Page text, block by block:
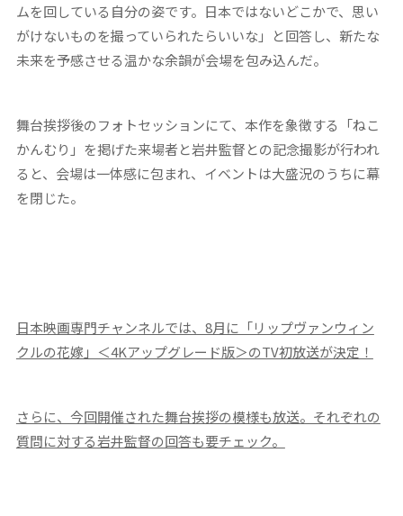
ムを回している自分の姿です。日本ではないどこかで、思い
がけないものを撮っていられたらいいな」と回答し、新たな
未来を予感させる温かな余韻が会場を包み込んだ。
舞台挨拶後のフォトセッションにて、本作を象徴する「ねこ
かんむり」を掲げた来場者と岩井監督との記念撮影が行われ
ると、会場は一体感に包まれ、イベントは大盛況のうちに幕
を閉じた。
日本映画専門チャンネルでは、8月に「リップヴァンウィン
クルの花嫁」＜4Kアップグレード版＞のTV初放送が決定！
さらに、今回開催された舞台挨拶の模様も放送。それぞれの
質問に対する岩井監督の回答も要チェック。